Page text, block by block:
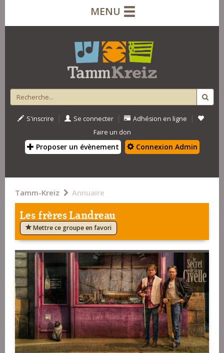
MENU
S'inscrire | Se connecter | Adhésion en ligne |
Faire un don
Proposer un évènement Connexion Admin
Tamm-Kreiz Annuaire
Les frères Landreau
Mettre ce groupe en favori